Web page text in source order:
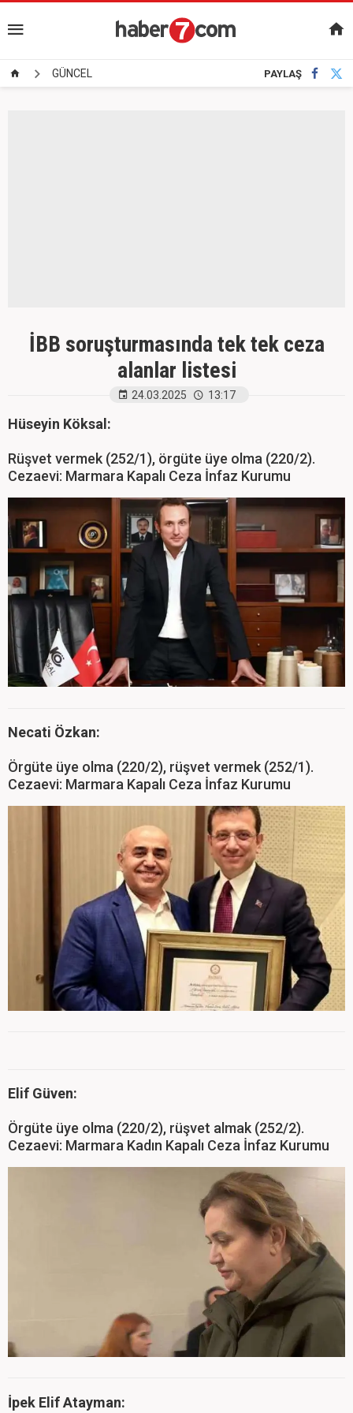
GÜNCEL PAYLAŞ
İBB soruşturmasında tek tek ceza
alanlar listesi
24.03.2025 13:17
Hüseyin Köksal:
Rüşvet vermek (252/1), örgüte üye olma (220/2).
Cezaevi: Marmara Kapalı Ceza İnfaz Kurumu
Necati Özkan:
Örgüte üye olma (220/2), rüşvet vermek (252/1).
Cezaevi: Marmara Kapalı Ceza İnfaz Kurumu
Elif Güven:
Örgüte üye olma (220/2), rüşvet almak (252/2).
Cezaevi: Marmara Kadın Kapalı Ceza İnfaz Kurumu
İpek Elif Atayman: